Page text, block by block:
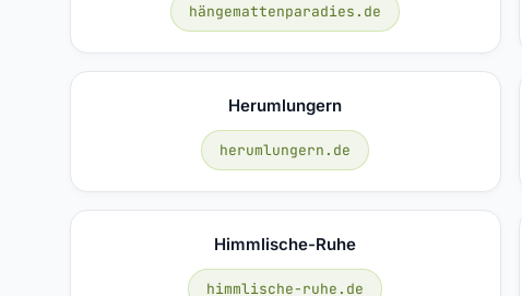
hängemattenparadies.de
Herumlungern
herumlungern.de
Himmlische-Ruhe
himmlische-ruhe.de